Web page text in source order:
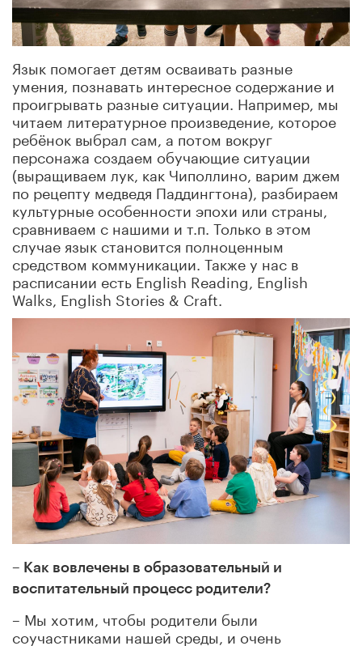
Язык помогает детям осваивать разные
умения, познавать интересное содержание и
проигрывать разные ситуации. Например, мы
читаем литературное произведение, которое
ребёнок выбрал сам, а потом вокруг
персонажа создаем обучающие ситуации
(выращиваем лук, как Чиполлино, варим джем
по рецепту медведя Паддингтона), разбираем
культурные особенности эпохи или страны,
сравниваем с нашими и т.п. Только в этом
случае язык становится полноценным
средством коммуникации. Также у нас в
расписании есть English Reading, English
Walks, English Stories & Craft.
– Как вовлечены в образовательный и
воспитательный процесс родители?
– Мы хотим, чтобы родители были
соучастниками нашей среды, и очень